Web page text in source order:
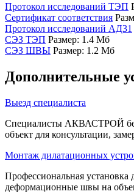
Протокол исследований ТЭП
Сертификат соответствия
Протокол исследований АД31
СЭЗ ТЭП Размер: 1.4 Мб
СЭЗ ШВЫ Размер: 1.2 Мб
Дополнительные
Выезд специалиста
Специалисты АКВАСТРОЙ
объект для консультации,
Монтаж дилатационных
Профессиональная установка
деформационные швы на